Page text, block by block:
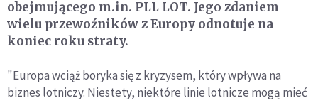
obejmującego m.in. PLL LOT. Jego zdaniem
wielu przewoźników z Europy odnotuje na
koniec roku straty.
"Europa wciąż boryka się z kryzysem, który wpływa na
biznes lotniczy. Niestety, niektóre linie lotnicze mogą mieć